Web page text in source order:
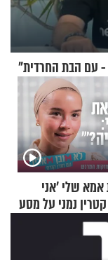
שלי 'אני
נמני על מסע